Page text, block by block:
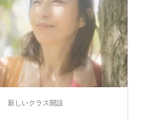
新しいクラス開設